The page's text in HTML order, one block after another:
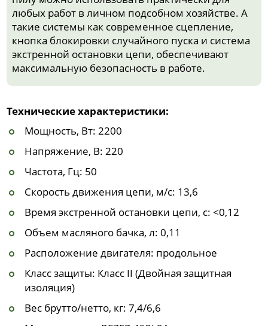
любых работ в личном подсобном хозяйстве. А
такие системы как современное сцепление,
кнопка блокировки случайного пуска и система
экстренной остановки цепи, обеспечивают
максимальную безопасность в работе.
Технические характеристики:
Мощность, Вт: 2200
Напряжение, В: 220
Частота, Гц: 50
Скорость движения цепи, м/с: 13,6
Время экстренной остановки цепи, с: <0,12
Объем масляного бачка, л: 0,11
Расположение двигателя: продольное
Класс защиты: Класс II (Двойная защитная
изоляция)
Вес брутто/нетто, кг: 7,4/6,6